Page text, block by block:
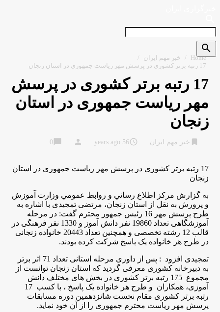
Home خبر مهم ایران
17 رتبه برتر کشوری در پرسش مهر ریاست جمهوری در استان زنجان
17 رتبه برتر کشوری در پرسش
مهر ریاست جمهوری در استان
زنجان
خبر مهم ایران access_time
56 years ago
person
chat_bubble
17 رتبه برتر کشوری در پرسش مهر ریاست جمهوری در استان
زنجان
به گزارش مركز اطلاع رساني و روابط عمومي وزارت آموزش
و پرورش به نقل از استان زنجان، مرتضی تمجیدی با اشاره به
طرح پرسش مهر 16 رئيس جمهور محترم گفت: در مرحله
آموزشگاهی تعداد 19860 نفر دانش آموز و 1330 نفر فرهنگی در
قالب 12 رشته تخصصی و همچنین تعداد 20443 خانواده زنجانی
در طرح هر خانواده یک پاسخ شرکت کرده بودند.
تمجیدی افزود : پس از داوری مرحله استانی تعداد 71 اثر برتر
به دبیرخانه کشوری معرفی گردید که استان زنجان توانست از
مجموع 175 رتبه برتر کشوری در بخش های مختلف دانش
آموزی، همکاران و طرح هر خانواده یک پاسخ ، با کسب 17
رتبه برتر کشوری مقام نخست شانزدهمین دوره مسابقات
پرسش مهر ریاست محترم جمهوری را از آن خود نماید.
search